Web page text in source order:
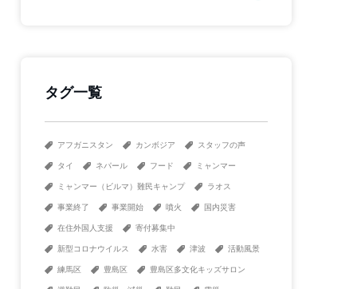
タグ一覧
アフガニスタン カンボジア スタッフの声
タイ ネパール フード ミャンマー
ミャンマー（ビルマ）難民キャンプ ラオス
事業終了 事業開始 噴火 国内災害
在住外国人支援 寄付募集中
新型コロナウイルス 水害 津波 活動風景
練馬区 豊島区 豊島区多文化キッズサロン